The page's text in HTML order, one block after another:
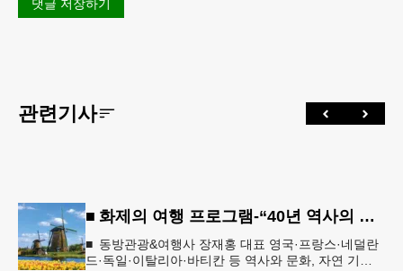
댓글 저장하기
관련기사
■ 화제의 여행 프로그램-“40년 역사의 신뢰… 서유럽 8개국 13일 대장정”
■ 동방관광&여행사 장재홍 대표 영국·프랑스·네덜란
드·독일·이탈리아·바티칸 등 역사와 문화, 자연 기